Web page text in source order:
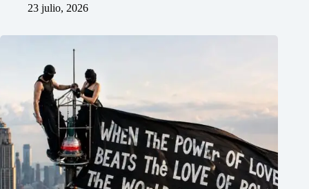
23 julio, 2026